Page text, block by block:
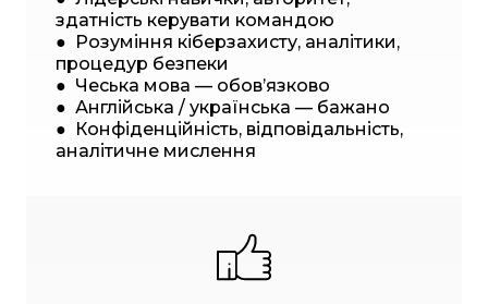
здатність керувати командою
● Розуміння кіберзахисту, аналітики,
процедур безпеки
● Чеська мова — обов’язково
● Англійська / українська — бажано
● Конфіденційність, відповідальність,
аналітичне мислення